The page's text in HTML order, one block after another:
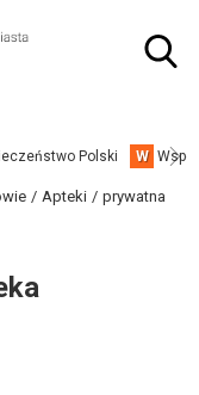
Polski W
Apteki
prywatna